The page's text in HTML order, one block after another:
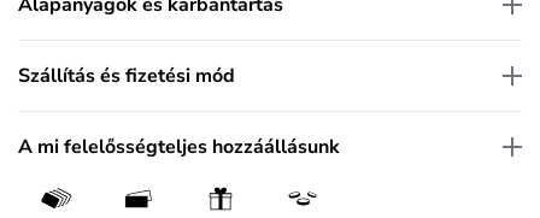
Szállítás és fizetési mód
A mi felelősségteljes hozzáállásunk